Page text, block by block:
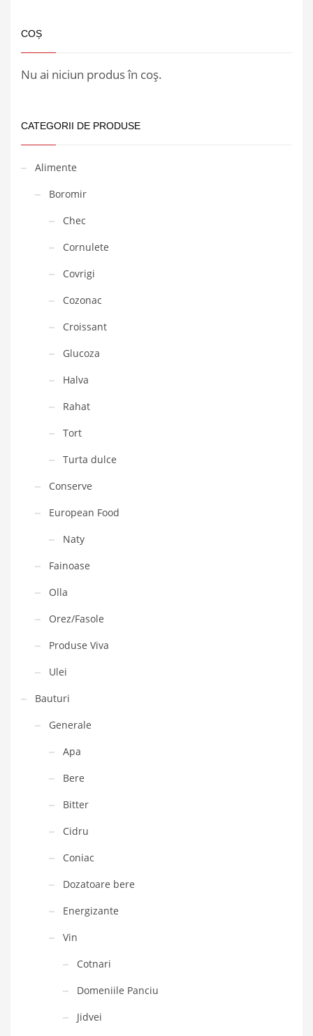
COȘ
Nu ai niciun produs în coș.
CATEGORII DE PRODUSE
Alimente
Boromir
Chec
Cornulete
Covrigi
Cozonac
Croissant
Glucoza
Halva
Rahat
Tort
Turta dulce
Conserve
European Food
Naty
Fainoase
Olla
Orez/Fasole
Produse Viva
Ulei
Bauturi
Generale
Apa
Bere
Bitter
Cidru
Coniac
Dozatoare bere
Energizante
Vin
Cotnari
Domeniile Panciu
Jidvei